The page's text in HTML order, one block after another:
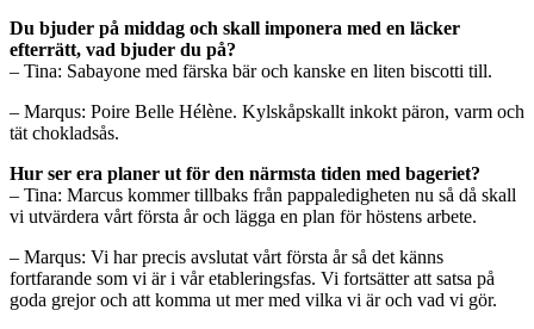
Du bjuder på middag och skall imponera med en läcker
efterrätt, vad bjuder du på?
– Tina: Sabayone med färska bär och kanske en liten biscotti till.
– Marqus: Poire Belle Hélène. Kylskåpskallt inkokt päron, varm och
tät chokladsås.
Hur ser era planer ut för den närmsta tiden med bageriet?
– Tina: Marcus kommer tillbaks från pappaledigheten nu så då skall
vi utvärdera vårt första år och lägga en plan för höstens arbete.
– Marqus: Vi har precis avslutat vårt första år så det känns
fortfarande som vi är i vår etableringsfas. Vi fortsätter att satsa på
goda grejor och att komma ut mer med vilka vi är och vad vi gör.